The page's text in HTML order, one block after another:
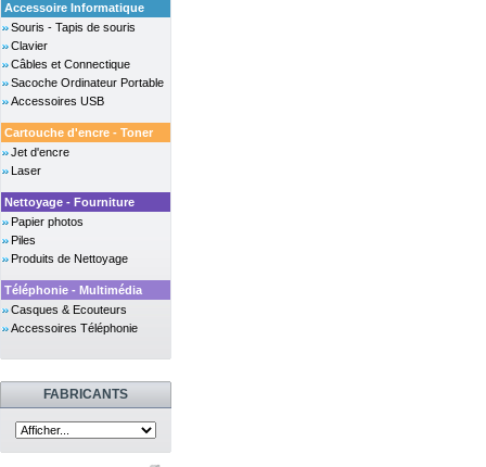
Accessoire Informatique
Souris - Tapis de souris
Clavier
Câbles et Connectique
Sacoche Ordinateur Portable
Accessoires USB
Cartouche d'encre - Toner
Jet d'encre
Laser
Nettoyage - Fourniture
Papier photos
Piles
Produits de Nettoyage
Téléphonie - Multimédia
Casques & Ecouteurs
Accessoires Téléphonie
FABRICANTS